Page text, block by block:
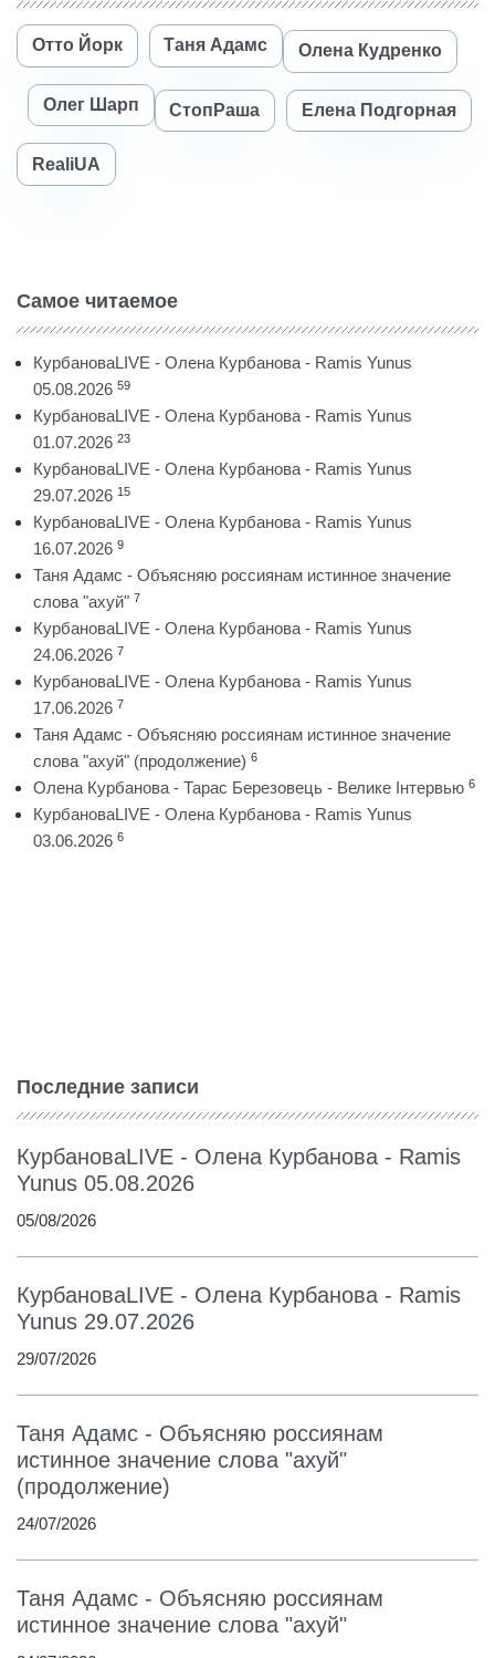
Отто Йорк Таня Адамс Олена Кудренко
Олег Шарп СтопРаша Елена Подгорная
RealiUA
Самое читаемое
КурбановаLIVE - Олена Курбанова - Ramis Yunus
05.08.2026 59
КурбановаLIVE - Олена Курбанова - Ramis Yunus
01.07.2026 23
КурбановаLIVE - Олена Курбанова - Ramis Yunus
29.07.2026 15
КурбановаLIVE - Олена Курбанова - Ramis Yunus
16.07.2026 9
Таня Адамс - Объясняю россиянам истинное значение
слова "ахуй" 7
КурбановаLIVE - Олена Курбанова - Ramis Yunus
24.06.2026 7
КурбановаLIVE - Олена Курбанова - Ramis Yunus
17.06.2026 7
Таня Адамс - Объясняю россиянам истинное значение
слова "ахуй" (продолжение) 6
Олена Курбанова - Тарас Березовець - Велике Інтервью 6
КурбановаLIVE - Олена Курбанова - Ramis Yunus
03.06.2026 6
Последние записи
КурбановаLIVE - Олена Курбанова - Ramis
Yunus 05.08.2026
05/08/2026
КурбановаLIVE - Олена Курбанова - Ramis
Yunus 29.07.2026
29/07/2026
Таня Адамс - Объясняю россиянам
истинное значение слова "ахуй"
(продолжение)
24/07/2026
Таня Адамс - Объясняю россиянам
истинное значение слова "ахуй"